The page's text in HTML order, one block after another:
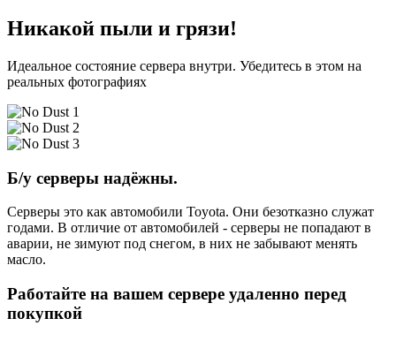
Никакой пыли и грязи!
Идеальное состояние сервера внутри. Убедитесь в этом на
реальных фотографиях
Б/у серверы надёжны.
Серверы это как автомобили Toyota. Они безотказно служат
годами. В отличие от автомобилей - серверы не попадают в
аварии, не зимуют под снегом, в них не забывают менять
масло.
Работайте на вашем сервере удаленно перед
покупкой